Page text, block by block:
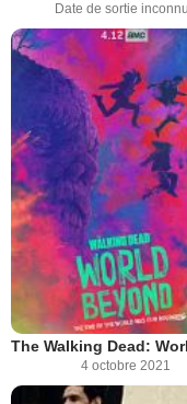
Date de sortie
4 octobre 2021